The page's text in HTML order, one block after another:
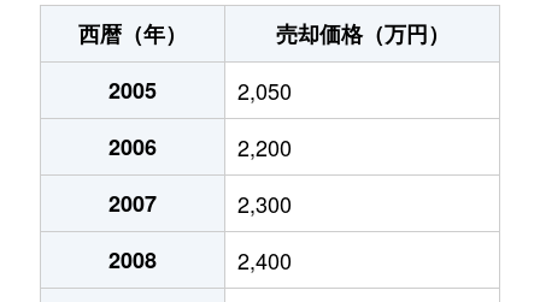
池上
3,800万円 池上
8,200万円
6,800万円
1,900万円
3,100万円
西暦（年）
売却価格（万円）
2005
2,050
2006
2,200
2007
2,300
2008
2,400